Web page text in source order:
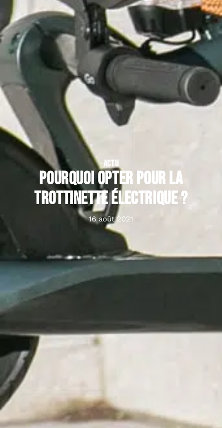
ACTU
Pourquoi opter pour la
trottinette électrique ?
16 août 2021